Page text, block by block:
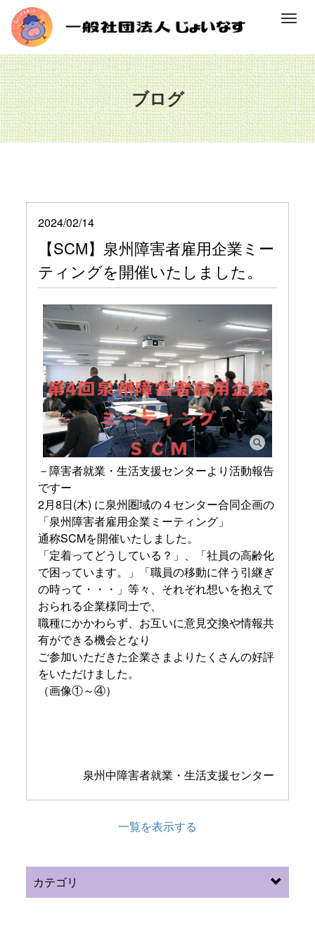
M
n
u
ブログ
2024/02/14
【SCM】泉州障害者雇用企業ミー
ティングを開催いたしました。
－障害者就業・生活支援センターより活動報告
ですー
2月8日(木) に泉州圏域の４センター合同企画の
「泉州障害者雇用企業ミーティング」
通称SCMを開催いたしました。
「定着ってどうしている？」、「社員の高齢化
で困っています。」「職員の移動に伴う引継ぎ
の時って・・・」等々、それぞれ想いを抱えて
おられる企業様同士で、
職種にかかわらず、お互いに意見交換や情報共
有ができる機会となり
ご参加いただきた企業さまよりたくさんの好評
をいただけました。
（画像①～④）
泉州中障害者就業・生活支援センター
一覧を表示する
カテゴリ